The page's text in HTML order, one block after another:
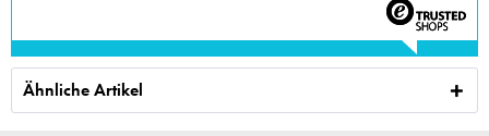
Ähnliche Artikel